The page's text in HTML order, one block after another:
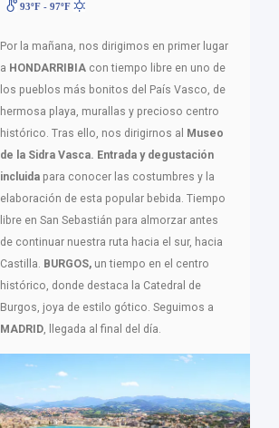
93ºF - 97ºF
Por la mañana, nos dirigimos en primer lugar
a HONDARRIBIA con tiempo libre en uno de
los pueblos más bonitos del País Vasco, de
hermosa playa, murallas y precioso centro
histórico. Tras ello, nos dirigirnos al Museo
de la Sidra Vasca. Entrada y degustación
incluida para conocer las costumbres y la
elaboración de esta popular bebida. Tiempo
libre en San Sebastián para almorzar antes
de continuar nuestra ruta hacia el sur, hacia
Castilla. BURGOS, un tiempo en el centro
histórico, donde destaca la Catedral de
Burgos, joya de estilo gótico. Seguimos a
MADRID , llegada al final del día.